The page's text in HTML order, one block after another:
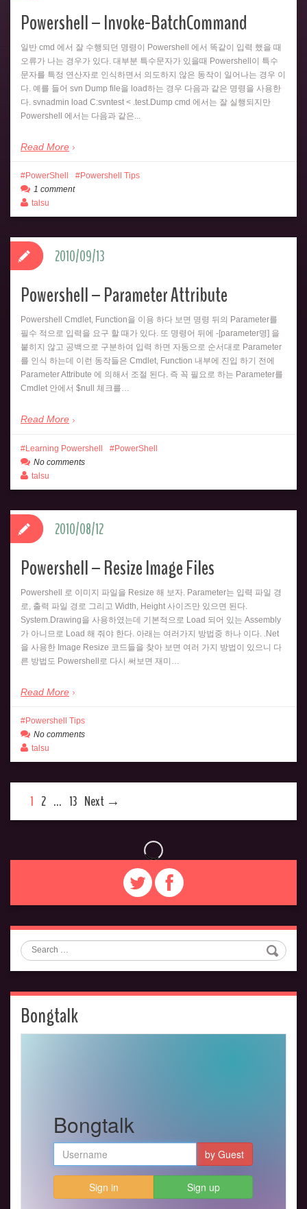
Powershell – Invoke-BatchCommand
일반 cmd 에서 잘 수행되던 명령이 Powershell 에서 똑같이 입력 했을 때
오류가 나는 경우가 있다. 대부분 특수문자가 있을때 Powershell이 특수
문자를 특정 연산자로 인식하면서 의도하지 않은 동작이 일어나는 경우 이
다. 예를 들어 svn Dump file을 load하는 경우 다음과 같은 명령을 사용한
다. svnadmin load C:svntest < .test.Dump cmd 에서는 잘 실행되지만
Powershell 에서는 다음과 같은...
Read More
PowerShell
Powershell Tips
1 comment
talsu
Powershell – Parameter Attribute
Powershell Cmdlet, Function을 이용 하다 보면 명령 뒤의 Parameter를
필수 적으로 입력을 요구 할 때가 있다. 또 명령어 뒤에 -[parameter명] 을
붙히지 않고 공백으로 구분하여 입력 하면 자동으로 순서대로 Parameter
를 인식 하는데 이런 동작들은 Cmdlet, Function 내부에 진입 하기 전에
Parameter Attribute 에 의해서 조절 된다. 즉 꼭 필요로 하는 Parameter를
Cmdlet 안에서 $null 체크를…
Read More
2010/09/13
Learning Powershell
PowerShell
No comments
talsu
Powershell – Resize Image Files
Powershell 로 이미지 파일을 Resize 해 보자. Parameter는 입력 파일 경
로, 출력 파일 경로 그리고 Width, Height 사이즈만 있으면 된다.
System.Drawing을 사용하였는데 기본적으로 Load 되어 있는 Assembly
가 아니므로 Load 해 줘야 한다. 아래는 여러가지 방법중 하나 이다. .Net
을 사용한 Image Resize 코드들을 찾아 보면 여러 가지 방법이 있으니 다
른 방법도 Powershell로 다시 써보면 재미…
Read More
2010/08/12
Powershell Tips
No comments
talsu
1 2 … 13 Next →
Search
Bongtalk